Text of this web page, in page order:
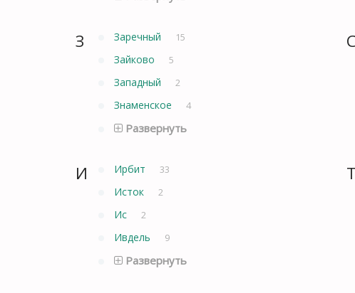
З Заречный 15
Зайково 5
Западный 2
Знаменское 4
Развернуть
И Ирбит 33
Исток 2
Ис 2
Ивдель 9
Развернуть
С
Т